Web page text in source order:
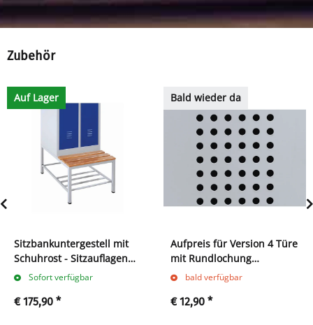
Zubehör
Auf Lager
Sitzbankuntergestell mit
Schuhrost - Sitzauflagen
buche - 400 x 600 x 800
Sofort verfügbar
€ 175,90 *
Bald wieder da
Aufpreis für Version 4 Türe
mit Rundlochung
(Abteilbreite 300 und 400
bald verfügbar
€ 12,90 *